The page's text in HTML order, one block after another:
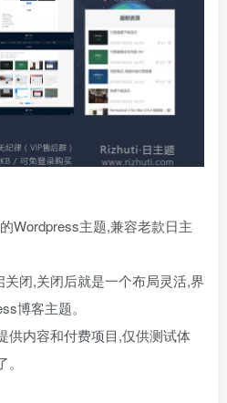
Wordpress主题,兼容老款日主
闭,关闭后就是一个布局灵活,界
博客主题。
供内容和付费项目,仅供测试体